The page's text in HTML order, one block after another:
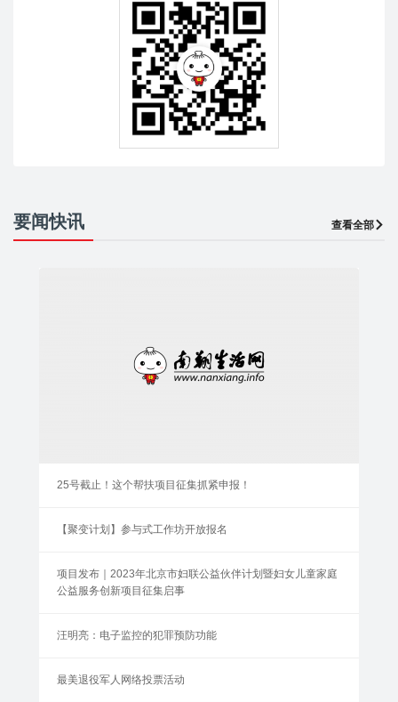
要闻快讯 查看全部
25号截止！这个帮扶项目征集抓紧申报！
【聚变计划】参与式工作坊开放报名
项目发布｜2023年北京市妇联公益伙伴计划暨妇女儿童家庭
公益服务创新项目征集启事
汪明亮：电子监控的犯罪预防功能
最美退役军人网络投票活动